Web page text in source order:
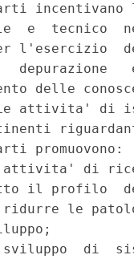
incentivano
e  tecnico
l'esercizio
depurazione
delle
attivita' di
promuovono:
di
il profilo
ridurre le
di